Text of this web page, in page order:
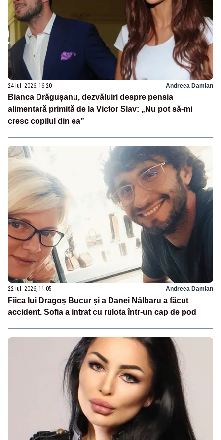
24 iul. 2026, 16:20 Andreea Damian
Bianca Drăgușanu, dezvăluiri despre pensia
alimentară primită de la Victor Slav: „Nu pot să-mi
cresc copilul din ea”
22 iul. 2026, 11:05 Andreea Damian
Fiica lui Dragoș Bucur și a Danei Nălbaru a făcut
accident. Sofia a intrat cu rulota într-un cap de pod